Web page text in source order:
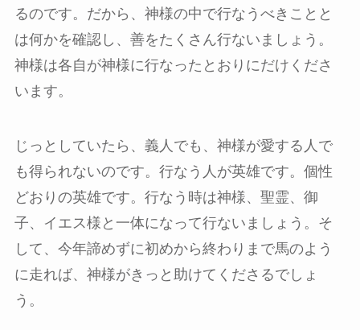
るのです。だから、神様の中で行なうべきことと
は何かを確認し、善をたくさん行ないましょう。
神様は各自が神様に行なったとおりにだけくださ
います。
じっとしていたら、義人でも、神様が愛する人で
も得られないのです。行なう人が英雄です。個性
どおりの英雄です。行なう時は神様、聖霊、御
子、イエス様と一体になって行ないましょう。そ
して、今年諦めずに初めから終わりまで馬のよう
に走れば、神様がきっと助けてくださるでしょ
う。